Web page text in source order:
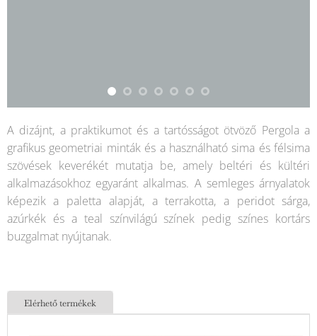
A dizájnt, a praktikumot és a tartósságot ötvöző Pergola a
grafikus geometriai minták és a használható sima és félsima
szövések keverékét mutatja be, amely beltéri és kültéri
alkalmazásokhoz egyaránt alkalmas. A semleges árnyalatok
képezik a paletta alapját, a terrakotta, a peridot sárga,
azúrkék és a teal színvilágú színek pedig színes kortárs
buzgalmat nyújtanak.
Elérhető termékek